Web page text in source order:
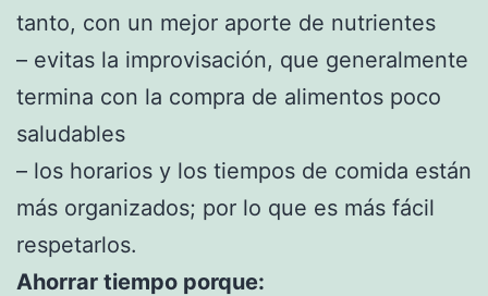
tanto, con un mejor aporte de nutrientes
– evitas la improvisación, que generalmente
termina con la compra de alimentos poco
saludables
– los horarios y los tiempos de comida están
más organizados; por lo que es más fácil
respetarlos.
Ahorrar tiempo porque: